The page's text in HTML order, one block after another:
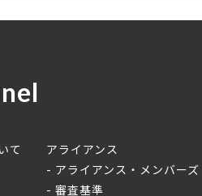
て
アライアンス
アライアンス・メンバーズ
審査基準